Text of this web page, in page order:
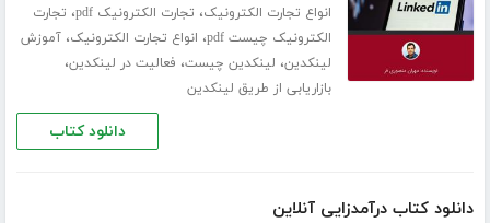
انواع تجارت الکترونیک، تجارت الکترونیک pdf ، تجارت
الکترونیک چیست pdf
، انواع تجارت الکترونیک،آموزش
لینکدین، لینکدین چیست، فعالیت در لینکدین،
بازاریابی از طریق لینکدین
دانلود کتاب
دانلود کتاب درآمدزایی آنلاین